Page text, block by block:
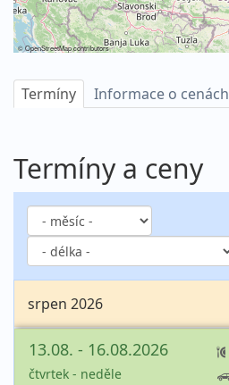
©OpenStreetMapcontributors
Termíny Informace o cenách
Termíny a ceny
srpen 2026
13.08. - 16.08.2026
čtvrtek - neděle